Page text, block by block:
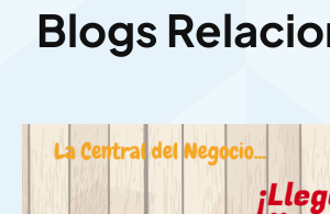
Blogs